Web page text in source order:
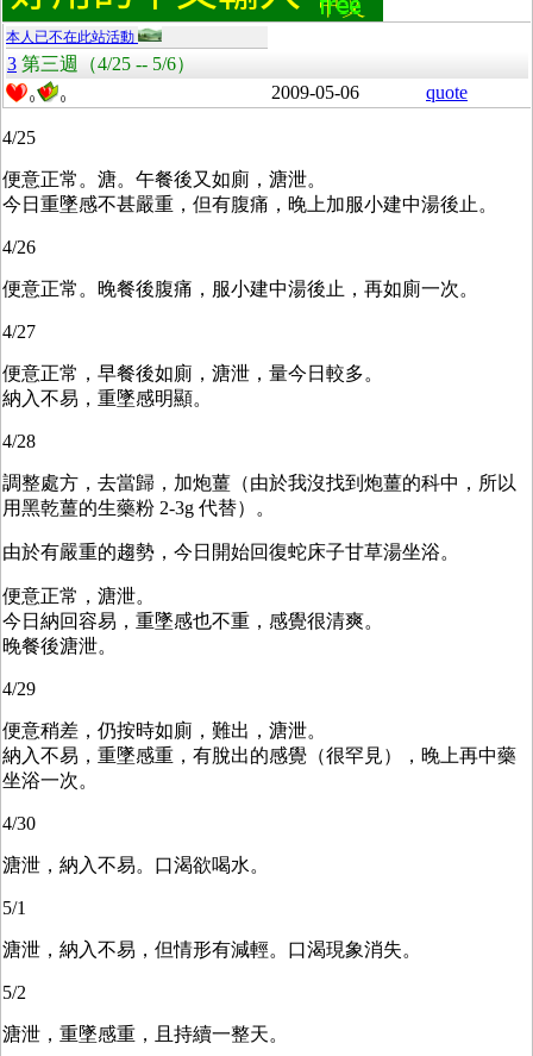
本人已不在此站活動
3 第三週（4/25 -- 5/6）
0 0 2009-05-06 quote
4/25
便意正常。溏。午餐後又如廁，溏泄。
今日重墜感不甚嚴重，但有腹痛，晚上加服小建中湯後止。
4/26
便意正常。晚餐後腹痛，服小建中湯後止，再如廁一次。
4/27
便意正常，早餐後如廁，溏泄，量今日較多。
納入不易，重墜感明顯。
4/28
調整處方，去當歸，加炮薑（由於我沒找到炮薑的科中，所以
用黑乾薑的生藥粉 2-3g 代替）。
由於有嚴重的趨勢，今日開始回復蛇床子甘草湯坐浴。
便意正常，溏泄。
今日納回容易，重墜感也不重，感覺很清爽。
晚餐後溏泄。
4/29
便意稍差，仍按時如廁，難出，溏泄。
納入不易，重墜感重，有脫出的感覺（很罕見），晚上再中藥
坐浴一次。
4/30
溏泄，納入不易。口渴欲喝水。
5/1
溏泄，納入不易，但情形有減輕。口渴現象消失。
5/2
溏泄，重墜感重，且持續一整天。